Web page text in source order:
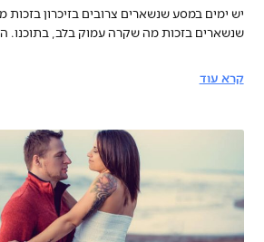
יש ימים במסע שנשארים צרובים בזיכרון בזכות
שנשארים בזכות מה שקרה עמוק בלב, בתוכנו.
קרא עוד